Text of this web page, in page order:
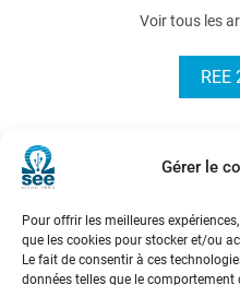
Gérer le
Pour offrir les meilleures
que les cookies pour stocker et/ou
Le fait de consentir à ces
données telles que le
Voir tous les
REE
Des applications
service de l’